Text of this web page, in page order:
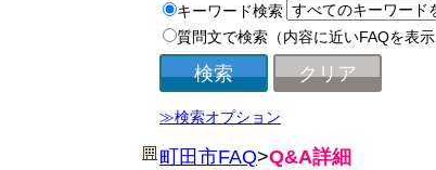
キーワード検索
質問文で検索（内容に近いFAQを表示
≫検索オプション
町田市FAQ>Q&A詳細